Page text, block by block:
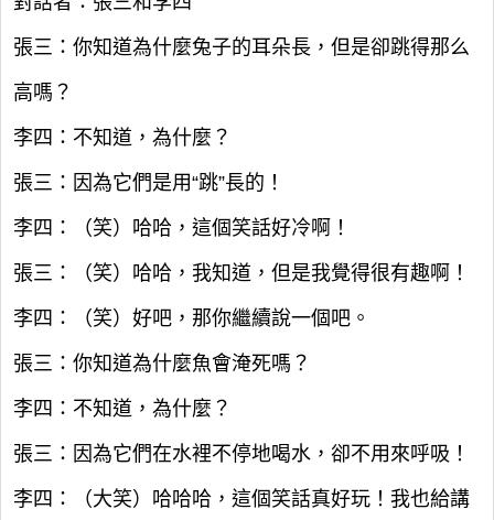
張三：你知道為什麼兔子的耳朵長，但是卻跳得那么
高嗎？
李四：不知道，為什麼？
張三：因為它們是用“跳”長的！
李四：（笑）哈哈，這個笑話好冷啊！
張三：（笑）哈哈，我知道，但是我覺得很有趣啊！
李四：（笑）好吧，那你繼續說一個吧。
張三：你知道為什麼魚會淹死嗎？
李四：不知道，為什麼？
張三：因為它們在水裡不停地喝水，卻不用來呼吸！
李四：（大笑）哈哈哈，這個笑話真好玩！我也給講